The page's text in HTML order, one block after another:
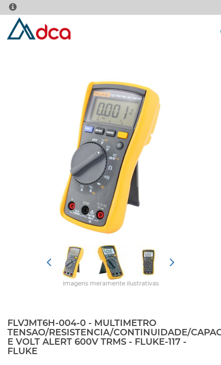
imagens meramente ilustrativas
FLVJMT6H-004-0 - MULTIMETRO
TENSAO/RESISTENCIA/CONTINUIDADE/
E VOLT ALERT 600V TRMS - FLUKE-117 -
FLUKE